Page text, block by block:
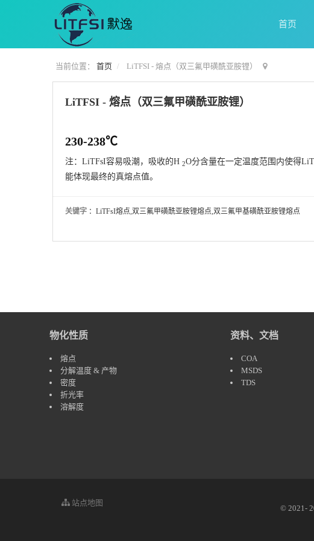
首页
当前位置： 首页 LiTFSI - 熔点（双三氟甲磺酰亚胺锂）
LiTFSI - 熔点（双三氟甲磺酰亚胺锂）
230-238℃
注：LiTFsI容易吸潮，吸收的H 2O分含量在一定温度范围内使得
能体现最终的真熔点值。
关键字 ：LiTFsI熔点,双三氟甲磺酰亚胺锂熔点,双三氟甲基磺酰亚胺锂熔点
物化性质
熔点
分解温度 & 产物
密度
折光率
溶解度
资料、文档
COA
MSDS
TDS
站点地图
© 2021-